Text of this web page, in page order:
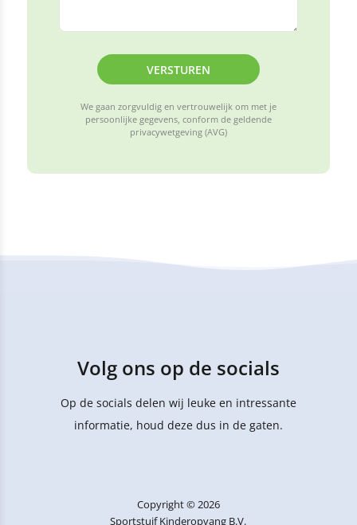
VERSTUREN
We gaan zorgvuldig en vertrouwelijk om met je
persoonlijke gegevens, conform de geldende
privacywetgeving (AVG)
Volg ons op de socials
Op de socials delen wij leuke en intressante
informatie, houd deze dus in de gaten.
Copyright © 2026
Sportstuif Kinderopvang B.V.